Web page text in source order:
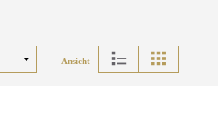
Ansicht